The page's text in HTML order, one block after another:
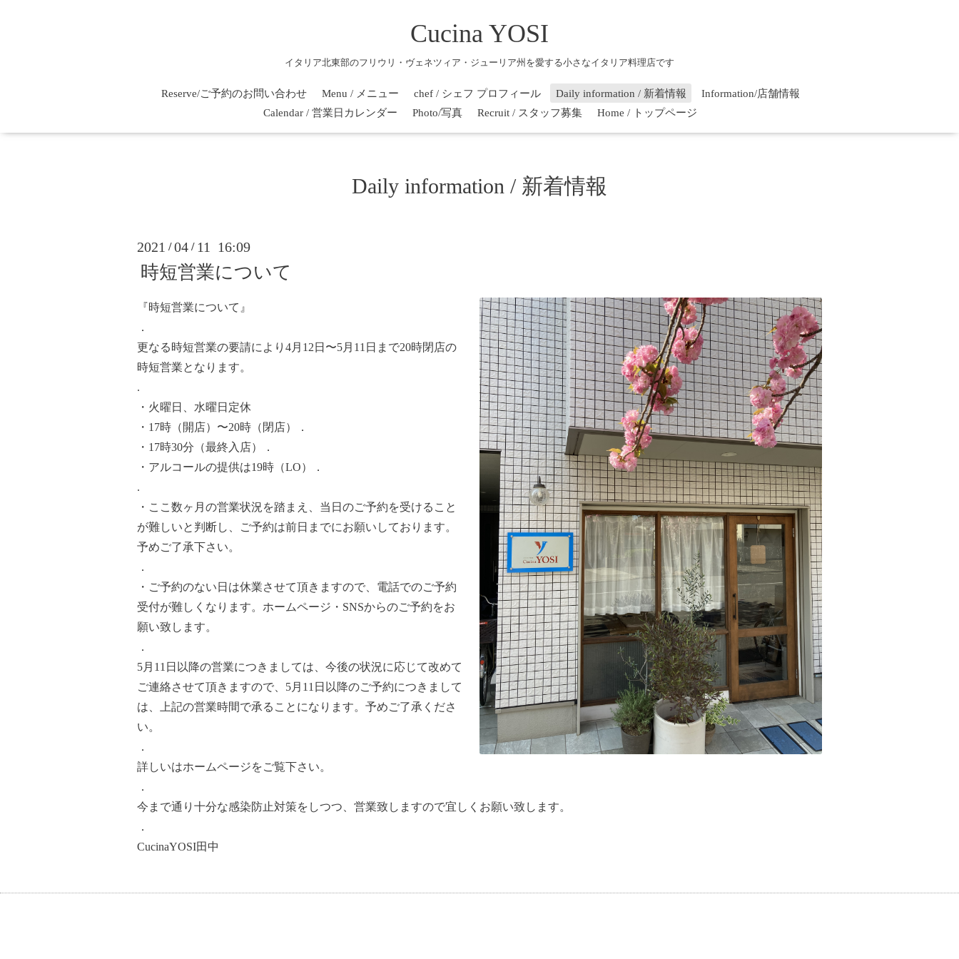
Cucina YOSI
イタリア北東部のフリウリ・ヴェネツィア・ジューリア州を愛する小さなイタリア料理店です
Reserve/ご予約のお問い合わせ Menu / メニュー chef / シェフ プロフィール Daily information / 新着情報
Information/店舗情報
Calendar / 営業日カレンダー
Photo/写真 Recruit / スタッフ募集 Home / トップページ
Daily information / 新着情報
2021 /04 / 11 16:09
時短営業について
『時短営業について』
．
更なる時短営業の要請により4月12日〜5月11日まで20時閉店の
時短営業となります。
.
・火曜日、水曜日定休
・17時（開店）〜20時（閉店）．
・17時30分（最終入店）．
・アルコールの提供は19時（LO）．
.
・ここ数ヶ月の営業状況を踏まえ、当日のご予約を受けること
が難しいと判断し、ご予約は前日までにお願いしております。
予めご了承下さい。
．
・ご予約のない日は休業させて頂きますので、電話でのご予約
受付が難しくなります。ホームページ・SNSからのご予約をお
願い致します。
．
5月11日以降の営業につきましては、今後の状況に応じて改めて
ご連絡させて頂きますので、5月11日以降のご予約につきまして
は、上記の営業時間で承ることになります。予めご了承くださ
い。
．
詳しいはホームページをご覧下さい。
．
今まで通り十分な感染防止対策をしつつ、営業致しますので宜しくお願い致します。
．
CucinaYOSI田中